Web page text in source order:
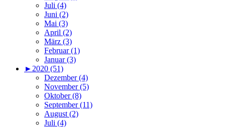
Juli (4)
Juni (2)
Mai (3)
April (2)
März (3)
Februar (1)
Januar (3)
► 2020 (51)
Dezember (4)
November (5)
Oktober (8)
September (11)
August (2)
Juli (4)